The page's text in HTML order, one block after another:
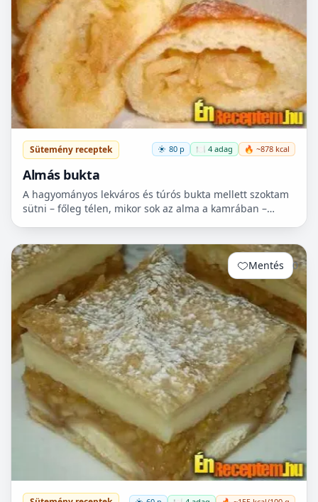
Sütemény receptek 80 p 🍽️ 4 adag 🔥 ~878 kcal
Almás bukta
A hagyományos lekváros és túrós bukta mellett szoktam
sütni – főleg télen, mikor sok az alma a kamrában –
Mentés 0